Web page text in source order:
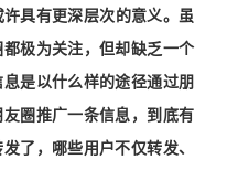
具有更深层次的意义。虽
极为关注，但却缺乏一个
是以什么样的途径通过朋
圈推广一条信息，到底有
了，哪些用户不仅转发、